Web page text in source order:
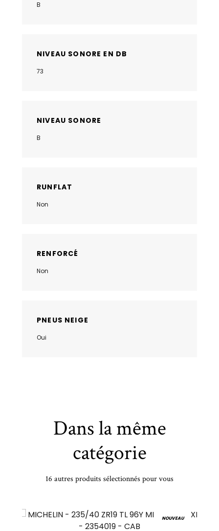
B
NIVEAU SONORE EN DB
73
NIVEAU SONORE
B
RUNFLAT
Non
RENFORCÉ
Non
PNEUS NEIGE
Oui
Dans la même
catégorie
16 autres produits sélectionnés pour vous
NOUVEAU